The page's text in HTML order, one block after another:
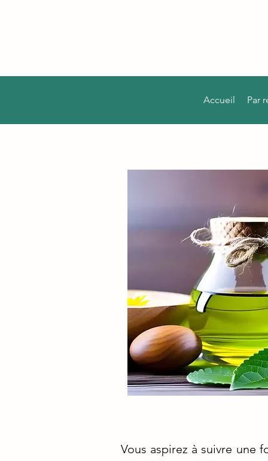
Accueil Par
Vous aspirez à suivre une